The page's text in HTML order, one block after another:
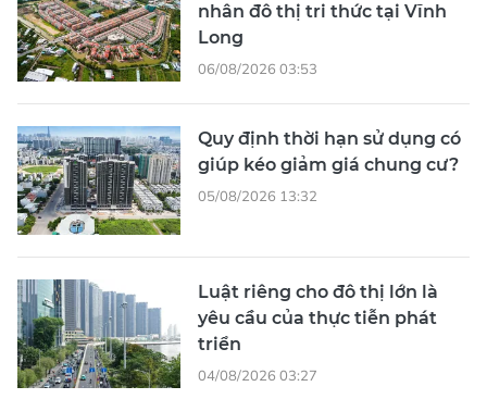
nhân đô thị tri thức tại Vĩnh
Long
06/08/2026 03:53
Quy định thời hạn sử dụng có
giúp kéo giảm giá chung cư?
05/08/2026 13:32
Luật riêng cho đô thị lớn là
yêu cầu của thực tiễn phát
triển
04/08/2026 03:27